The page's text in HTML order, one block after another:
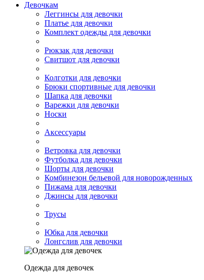
Девочкам
Леггинсы для девочки
Платье для девочки
Комплект одежды для девочки
Рюкзак для девочки
Свитшот для девочки
Колготки для девочки
Брюки спортивные для девочки
Шапка для девочки
Варежки для девочки
Носки
Аксессуары
Ветровка для девочки
Футболка для девочки
Шорты для девочки
Комбинезон бельевой для новорожденных
Пижама для девочки
Джинсы для девочки
Трусы
Юбка для девочки
Лонгслив для девочки
Одежда для девочек